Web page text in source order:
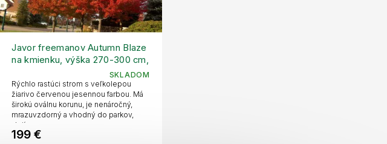
Javor freemanov Autumn Blaze
na kmienku, výška 270-300 cm,
SKLADOM
199 €
Rýchlo rastúci strom s veľkolepou
žiarivo červenou jesennou farbou. Má
širokú oválnu korunu, je nenáročný,
mrazuvzdorný a vhodný do parkov,
alejí...